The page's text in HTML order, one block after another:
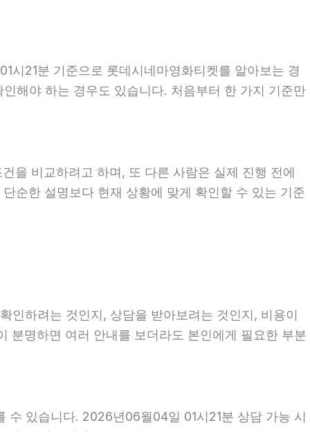
21분 기준으로 롯데시네마영화티켓를 알아보는 경
해야 하는 경우도 있습니다. 처음부터 한 가지 기준만
을 비교하려고 하며, 또 다른 사람은 실제 진행 전에
순한 설명보다 현재 상황에 맞게 확인할 수 있는 기준
인하려는 것인지, 상담을 받아보려는 것인지, 비용이
분명하면 여러 안내를 보더라도 본인에게 필요한 부분
수 있습니다. 2026년06월04일 01시21분 상담 가능 시